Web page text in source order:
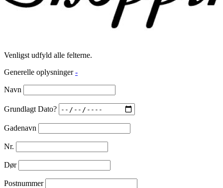
Venligst udfyld alle felterne.
Generelle oplysninger -
Navn
Grundlagt Dato?
Gadenavn
Nr.
Dør
Postnummer